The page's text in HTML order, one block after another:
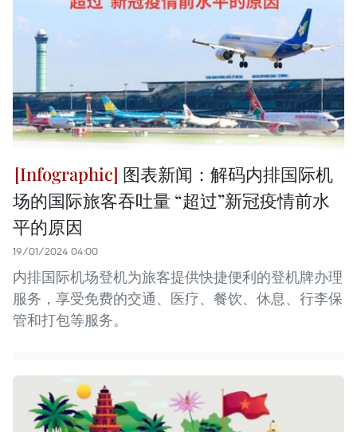
图表新闻：解码内排国际机
场的国际旅客吞吐量 “超过”新冠疫情前水
平的原因
19/01/2024 04:00
内排国际机场登机为旅客提供快捷便利的登机牌办理
服务，享受免费的交通、医疗、餐饮、休息、行李保
管和打包等服务。